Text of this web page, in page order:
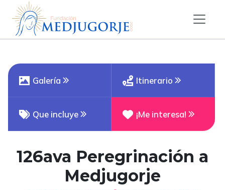
Galería Itinerario
Que incluye ¡Me interesa!
126ava Peregrinación a
Medjugorje